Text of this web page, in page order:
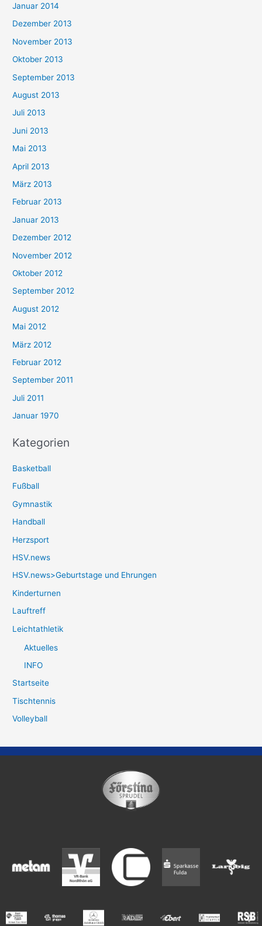
Januar 2014
Dezember 2013
November 2013
Oktober 2013
September 2013
August 2013
Juli 2013
Juni 2013
Mai 2013
April 2013
März 2013
Februar 2013
Januar 2013
Dezember 2012
November 2012
Oktober 2012
September 2012
August 2012
Mai 2012
März 2012
Februar 2012
September 2011
Juli 2011
Januar 1970
Kategorien
Basketball
Fußball
Gymnastik
Handball
Herzsport
HSV.news
HSV.news>Geburtstage und Ehrungen
Kinderturnen
Lauftreff
Leichtathletik
Aktuelles
INFO
Startseite
Tischtennis
Volleyball